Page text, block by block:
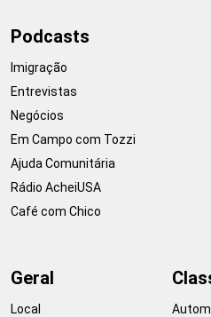
Podcasts
Imigração
Entrevistas
Negócios
Em Campo com Tozzi
Ajuda Comunitária
Rádio AcheiUSA
Café com Chico
Geral
Local